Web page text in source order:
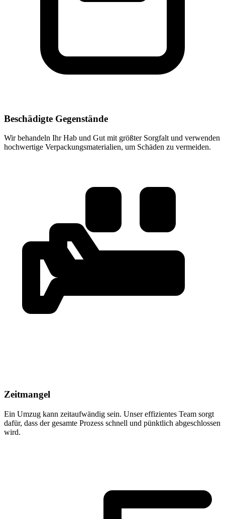
Beschädigte Gegenstände
Wir behandeln Ihr Hab und Gut mit größter Sorgfalt und verwenden
hochwertige Verpackungsmaterialien, um Schäden zu vermeiden.
Zeitmangel
Ein Umzug kann zeitaufwändig sein. Unser effizientes Team sorgt
dafür, dass der gesamte Prozess schnell und pünktlich abgeschlossen
wird.